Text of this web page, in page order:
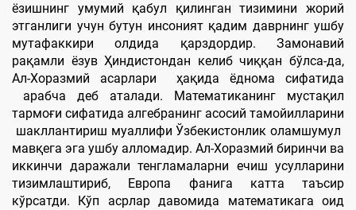
ёзишнинг умумий қабул қилинган тизимини жорий
этганлиги учун бутун инсоният қадим даврнинг ушбу
мутафаккири олдида қарздордир. Замонавий
рақамли ёзув Ҳиндистондан келиб чиққан бўлса-да,
Ал-Хоразмий асарлари ҳақида ёднома сифатида
арабча деб аталади. Математиканинг мустақил
тармоғи сифатида алгебранинг асосий тамойилларини
шакллантириш муаллифи Ўзбекистонлик оламшумул
мавқега эга ушбу алломадир. Ал-Хоразмий биринчи ва
иккинчи даражали тенгламаларни ечиш усулларини
тизимлаштириб, Европа фанига катта таъсир
кўрсатди. Кўп асрлар давомида математикага оид